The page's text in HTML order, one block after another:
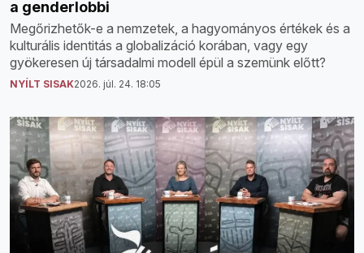
a genderlobbi
Megőrizhetők-e a nemzetek, a hagyományos értékek és a
kulturális identitás a globalizáció korában, vagy egy
gyökeresen új társadalmi modell épül a szemünk előtt?
NYÍLT SISAK2026. júl. 24. 18:05